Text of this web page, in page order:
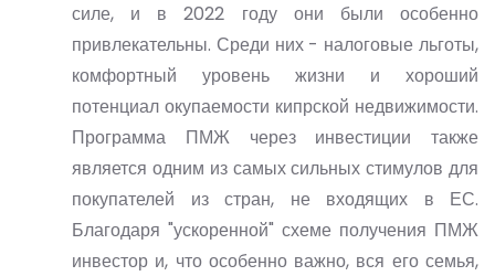
силе, и в 2022 году они были особенно
привлекательны. Среди них - налоговые льготы,
комфортный уровень жизни и хороший
потенциал окупаемости кипрской недвижимости.
Программа ПМЖ через инвестиции также
является одним из самых сильных стимулов для
покупателей из стран, не входящих в ЕС.
Благодаря "ускоренной" схеме получения ПМЖ
инвестор и, что особенно важно, вся его семья,